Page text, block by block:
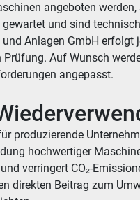
angeboten
und sind
Anlagen GmbH erfolgt
Auf Wunsch
angepasst.
produzierende
hochwertiger
verringert CO₂-
direkten Beitrag zum